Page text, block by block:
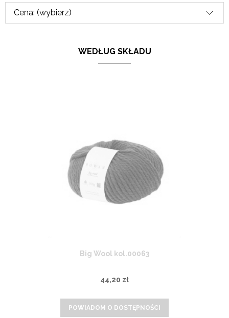
Cena: (wybierz)
WEDŁUG SKŁADU
Big Wool kol.00063
44,20 zł
POWIADOM O DOSTĘPNOŚCI